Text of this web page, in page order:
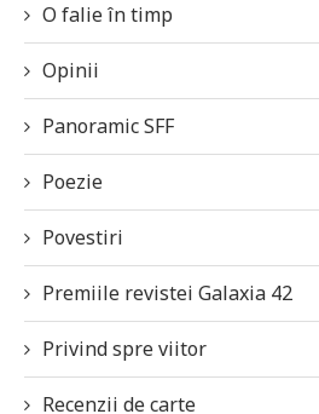
O falie în timp
Opinii
Panoramic SFF
Poezie
Povestiri
Premiile revistei Galaxia 42
Privind spre viitor
Recenzii de carte